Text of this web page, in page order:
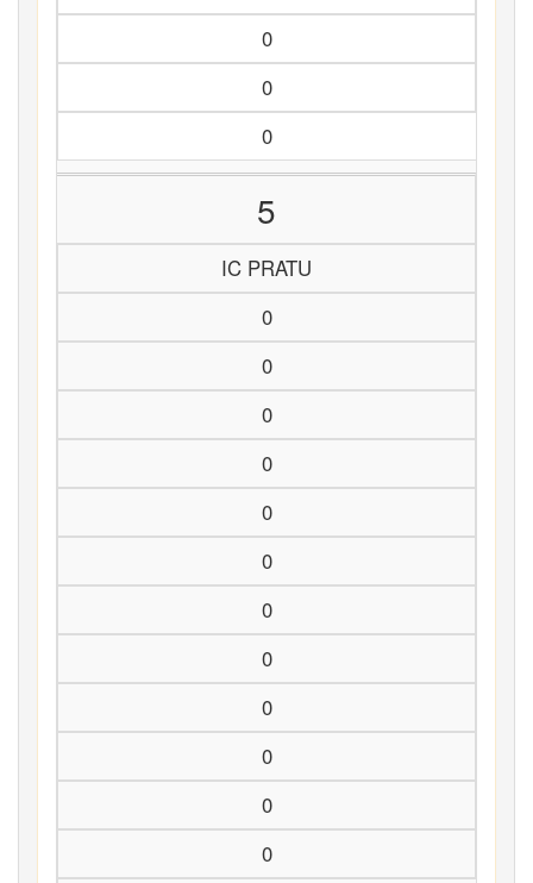
0
0
0
5
IC PRATU
0
0
0
0
0
0
0
0
0
0
0
0